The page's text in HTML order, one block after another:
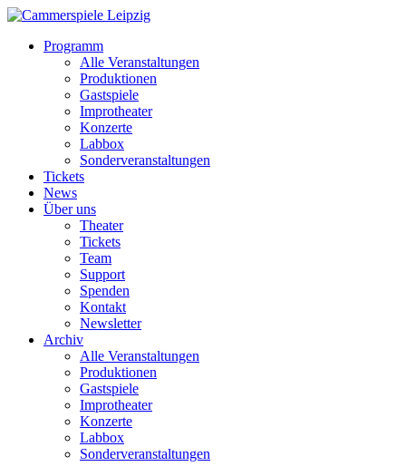
Programm
Alle Veranstaltungen
Produktionen
Gastspiele
Improtheater
Konzerte
Labbox
Sonderveranstaltungen
Tickets
News
Über uns
Theater
Tickets
Team
Support
Spenden
Kontakt
Newsletter
Archiv
Alle Veranstaltungen
Produktionen
Gastspiele
Improtheater
Konzerte
Labbox
Sonderveranstaltungen